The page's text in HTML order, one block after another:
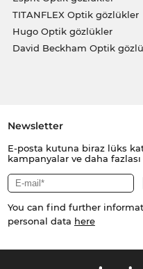
TITANFLEX Optik gözlükler
Hugo Optik gözlükler
David Beckham Optik
Newsletter
E-posta kutuna biraz lüks kat.
kampanyalar ve daha
You can find further
personal data here